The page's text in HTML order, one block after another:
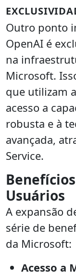
Outro ponto
OpenAI é
na
Microsoft.
que utilizam
acesso a
robusta e à
avançada,
Service.
Usuários
A expansão
série de
da Microsoft:
Acesso a